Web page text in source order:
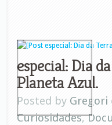
especial: Dia
Planeta Azul.
Posted by Gregori
Curiosidades,